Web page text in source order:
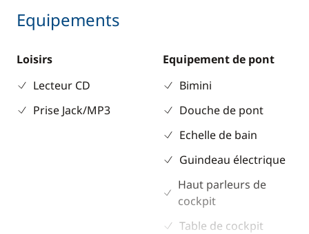
Equipements
Loisirs
Lecteur CD
Prise Jack/MP3
Equipement de pont
Bimini
Douche de pont
Echelle de bain
Guindeau électrique
Haut parleurs de
cockpit
Table de cockpit